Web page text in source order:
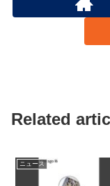
Related
ニュース